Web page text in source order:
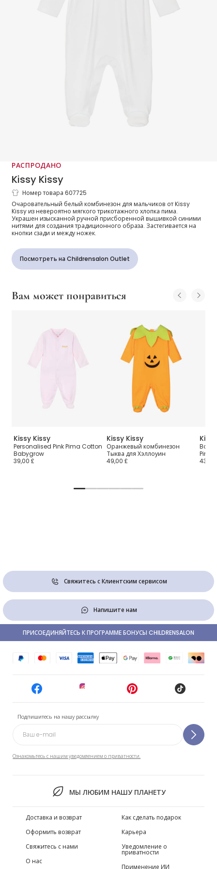
РАСПРОДАНО
Kissy Kissy
Комбинезон белый из хлопка пима с
ручной вышивкой для мальчиков
Номер товара 607725
Очаровательный белый комбинезон для мальчиков от Kissy
Kissy из невероятно мягкого трикотажного хлопка пима.
Украшен изысканной ручной присборенной вышивкой синими
нитями для создания традиционного образа. Застегивается на
кнопки сзади и между ножек.
Посмотреть на Childrensalon Outlet
Вам может понравиться
Kissy Kissy
Personalised Pink Pima Cotton
Babygrow
39,00 £
Kissy Kissy
Оранжевый комбинезон
Тыква для Хэллоуин
49,00 £
Boys
Pima
43,00
Свяжитесь с Клиентским сервисом
Напишите нам
Подпишитесь на нашу рассылку
Ознакомьтесь с нашим уведомлением о приватности.
МЫ ЛЮБИМ НАШУ ПЛАНЕТУ
ПРИСОЕДИНЯЙТЕСЬ К ПРОГРАММЕ БОНУСЫ CHILDRENSALON
Доставка и возврат
Оформить возврат
Свяжитесь с нами
О нас
Как сделать подарок
Карьера
Уведомление о
приватности
Применение ИИ